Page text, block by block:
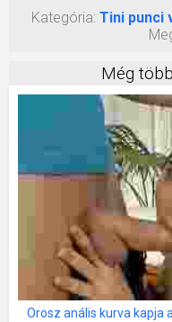
Kategória: Tini punci
Még több
Orosz anális kurva kapja